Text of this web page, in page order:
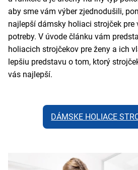
aby sme vám výber zjednodušili,
najlepší dámsky holiaci strojček pre
potreby. V úvode článku vám
holiacich strojčekov pre ženy a ich
lepšiu predstavu o tom, ktorý
vás najlepší.
DÁMSKE HOLIACE